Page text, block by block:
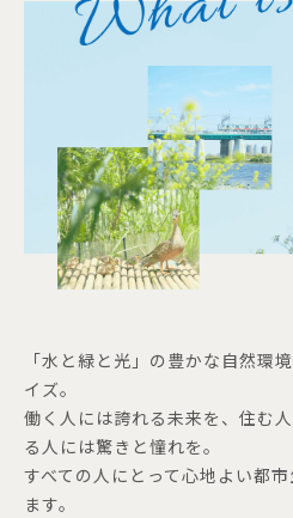
「水と緑と光」の豊かな自然環
イズ。
働く人には誇れる未来を、住む
る人には驚きと憧れを。
すべての人にとって心地よい都
ます。